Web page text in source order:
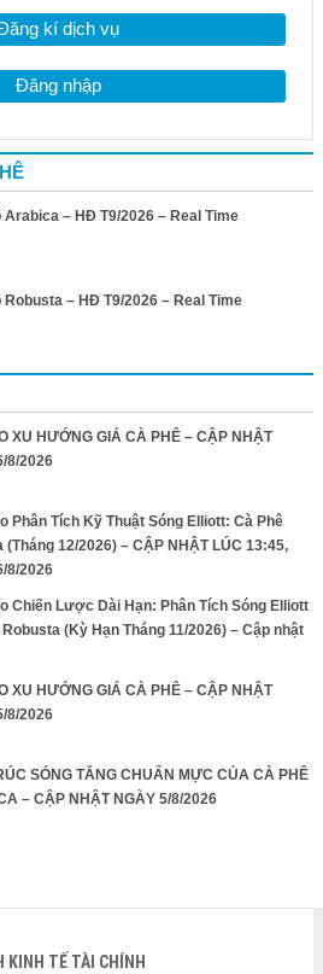
kí dịch vụ
Đăng nhập
Arabica – HĐ T9/2026 – Real Time
Robusta – HĐ T9/2026 – Real Time
XU HƯỚNG GIÁ CÀ PHÊ – CẬP NHẬT
8/2026
Phân Tích Kỹ Thuật Sóng Elliott: Cà Phê
(Tháng 12/2026) – CẬP NHẬT LÚC 13:45,
8/2026
Chiến Lược Dài Hạn: Phân Tích Sóng Elliott
(Kỳ Hạn Tháng 11/2026) – Cập nhật
XU HƯỚNG GIÁ CÀ PHÊ – CẬP NHẬT
8/2026
SÓNG TĂNG CHUẨN MỰC CỦA CÀ PHÊ
– CẬP NHẬT NGÀY 5/8/2026
KINH TẾ TÀI CHÍNH